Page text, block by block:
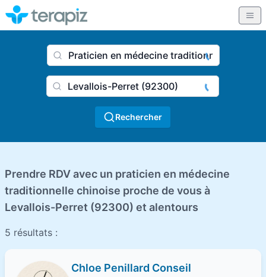
Nom du praticien, profession
Ville
Rechercher
Prendre RDV avec un praticien en médecine
traditionnelle chinoise proche de vous à
Levallois-Perret (92300) et alentours
5 résultats :
Chloe Penillard Conseil